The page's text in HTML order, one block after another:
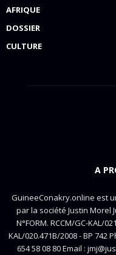
AFRIQUE
DOSSIER
CULTURE
A
GuineeConakry.online est
par la société Justin Morel
N°FORM. RCCM/GC-KAL/
KAL/020.471B/2008 - BP 742
654 58 08 80 Email :